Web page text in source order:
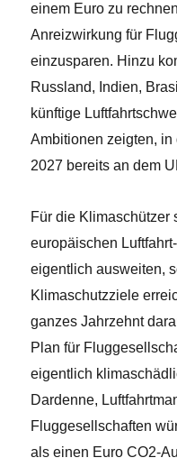
einem Euro zu
Anreizwirkung für
einzusparen. Hinzu
Russland, Indien,
künftige
Ambitionen zeigten,
2027 bereits an dem
Für die Klimaschützer
europäischen
eigentlich ausweiten,
Klimaschutzziele
ganzes Jahrzehnt
Plan für
eigentlich
Dardenne,
Fluggesellschaften
als einen Euro CO2-